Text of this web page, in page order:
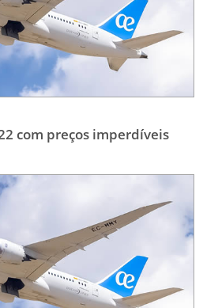
com preços imperdíveis